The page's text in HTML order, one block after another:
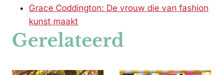
Grace Coddington: De vrouw die van fashion
kunst maakt
Gerelateerd